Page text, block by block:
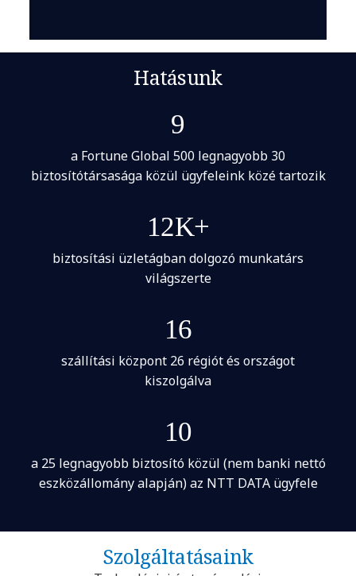
Hatásunk
9
a Fortune Global 500 legnagyobb 30
biztosítótársasága közül ügyfeleink közé tartozik
12K+
biztosítási üzletágban dolgozó munkatárs
világszerte
16
szállítási központ 26 régiót és országot
kiszolgálva
10
a 25 legnagyobb biztosító közül (nem banki nettó
eszközállomány alapján) az NTT DATA ügyfele
Szolgáltatásaink